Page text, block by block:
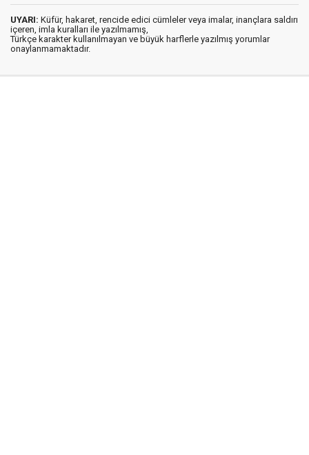
UYARI: Küfür, hakaret, rencide edici cümleler veya imalar, inançlara saldırı
içeren, imla kuralları ile yazılmamış,
Türkçe karakter kullanılmayan ve büyük harflerle yazılmış yorumlar
onaylanmamaktadır.